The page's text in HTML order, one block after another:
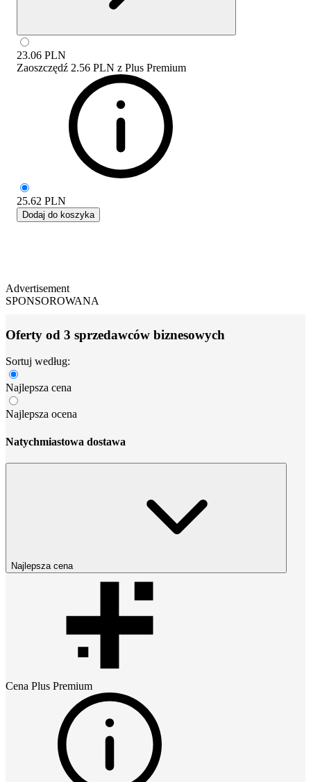
23.06 PLN
Zaoszczędź 2.56 PLN z Plus Premium
25.62 PLN
Dodaj do koszyka
Advertisement
SPONSOROWANA
Oferty od 3 sprzedawców biznesowych
Sortuj według:
Najlepsza cena
Najlepsza ocena
Natychmiastowa dostawa
Najlepsza cena
Cena Plus Premium